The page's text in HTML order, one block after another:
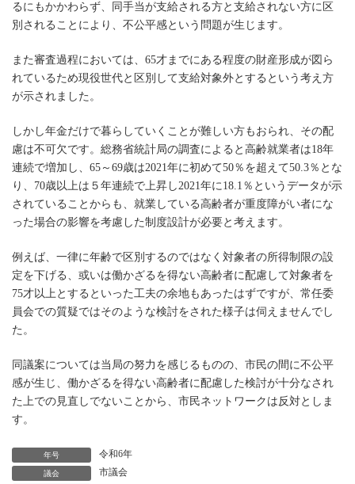
るにもかかわらず、同手当が支給される方と支給されない方に区
別されることにより、不公平感という問題が生じます。
また審査過程においては、65才までにある程度の財産形成が図ら
れているため現役世代と区別して支給対象外とするという考え方
が示されました。
しかし年金だけで暮らしていくことが難しい方もおられ、その配
慮は不可欠です。総務省統計局の調査によると高齢就業者は18年
連続で増加し、65～69歳は2021年に初めて50％を超えて50.3％とな
り、70歳以上は５年連続で上昇し2021年に18.1％というデータが示
されていることからも、就業している高齢者が重度障がい者にな
った場合の影響を考慮した制度設計が必要と考えます。
例えば、一律に年齢で区別するのではなく対象者の所得制限の設
定を下げる、或いは働かざるを得ない高齢者に配慮して対象者を
75才以上とするといった工夫の余地もあったはずですが、常任委
員会での質疑ではそのような検討をされた様子は伺えませんでし
た。
同議案については当局の努力を感じるものの、市民の間に不公平
感が生じ、働かざるを得ない高齢者に配慮した検討が十分なされ
た上での見直しでないことから、市民ネットワークは反対としま
す。
年号 令和6年
議会 市議会